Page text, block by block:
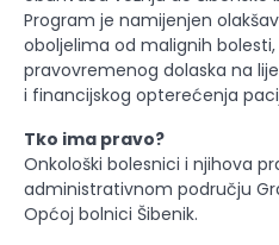
Program je namijenjen
oboljelima od malignih
pravovremenog dolaska na
i financijskog opterećenja
Tko ima pravo?
Onkološki bolesnici i njihova
administrativnom području
Općoj bolnici Šibenik.